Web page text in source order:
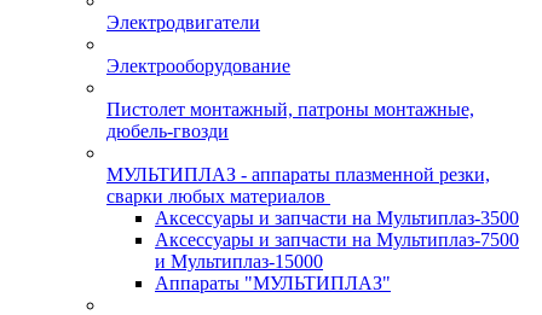
Электродвигатели
Электрооборудование
Пистолет монтажный, патроны монтажные,
дюбель-гвозди
МУЛЬТИПЛАЗ - аппараты плазменной резки,
сварки любых материалов
Аксессуары и запчасти на Мультиплаз-3500
Аксессуары и запчасти на Мультиплаз-7500
и Мультиплаз-15000
Аппараты "МУЛЬТИПЛАЗ"